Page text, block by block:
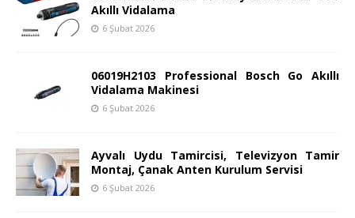
Akıllı Vidalama
6 Şubat 2026
06019H2103 Professional Bosch Go Akıllı
Vidalama Makinesi
6 Şubat 2026
Ayvalı Uydu Tamircisi, Televizyon Tamir
Montaj, Çanak Anten Kurulum Servisi
6 Şubat 2026